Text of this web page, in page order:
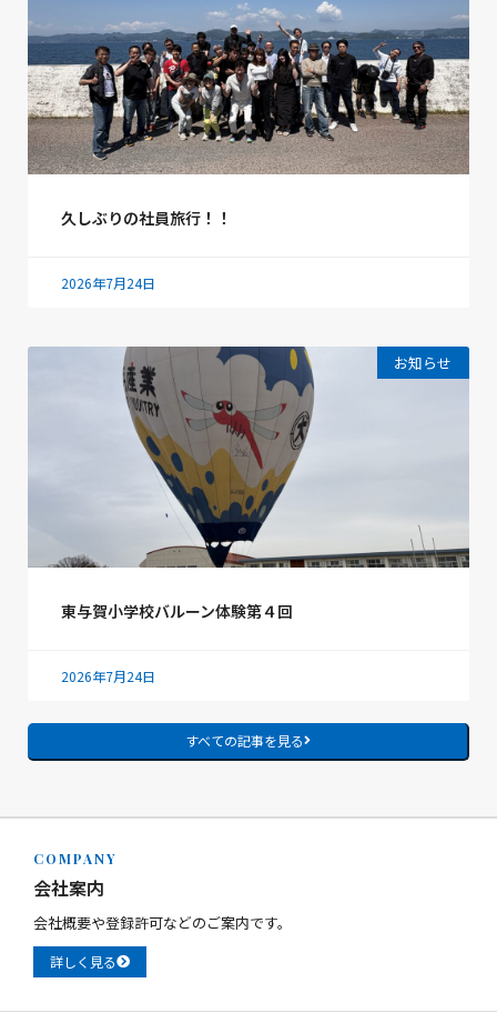
久しぶりの社員旅行！！
2026年7月24日
お知らせ
東与賀小学校バルーン体験第４回
2026年7月24日
すべての記事を見る
COMPANY
会社案内
会社概要や登録許可などのご案内です。
詳しく見る